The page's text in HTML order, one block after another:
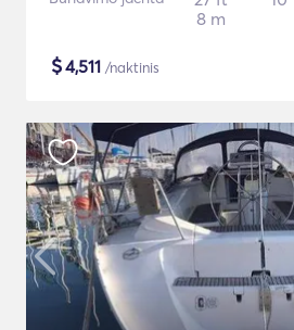
8 m
$4,511 /naktinis